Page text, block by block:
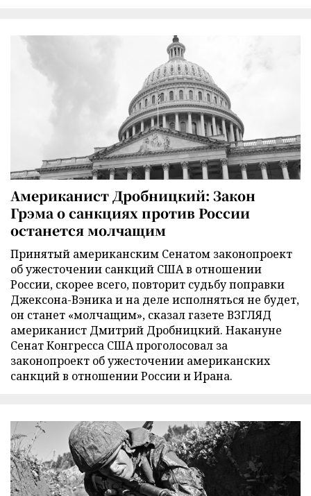
Американист Дробницкий: Закон
Грэма о санкциях против России
останется молчащим
Принятый американским Сенатом законопроект
об ужесточении санкций США в отношении
России, скорее всего, повторит судьбу поправки
Джексона-Вэника и на деле исполняться не будет,
он станет «молчащим», сказал газете ВЗГЛЯД
американист Дмитрий Дробницкий. Накануне
Сенат Конгресса США проголосовал за
законопроект об ужесточении американских
санкций в отношении России и Ирана.